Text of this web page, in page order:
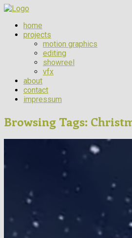
home
projects
motion graphics
editing
showreel
vfx
about
contact
impressum
Browsing Tags: